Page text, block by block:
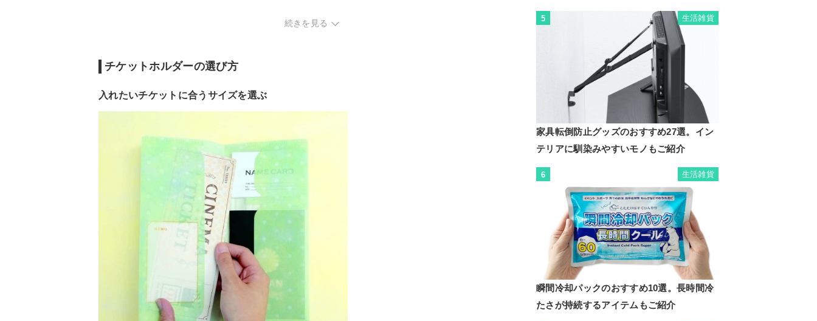
続きを見る
チケットホルダーの選び方
入れたいチケットに合うサイズを選ぶ
5 生活雑貨
家具転倒防止グッズのおすすめ27選。イン
テリアに馴染みやすいモノもご紹介
6 生活雑貨
瞬間冷却パックのおすすめ10選。長時間冷
たさが持続するアイテムもご紹介